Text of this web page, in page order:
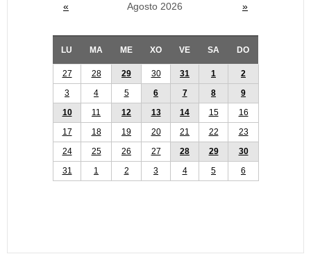
« Agosto 2026 »
LU MA ME XO VE SA DO
27 28 29 30 31 1
2
3
4 5 6 7 8
9
10
11 12 13 14 15
16
17
18 19 20 21 22
23
24
25 26 27 28 29
30
31
1 2 3 4 5 6